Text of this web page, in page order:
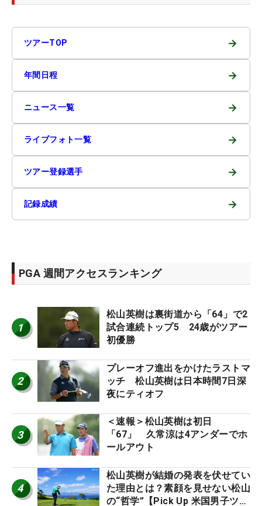
ツアーTOP →
年間日程 →
ニュース一覧 →
ライブフォト一覧 →
ツアー登録選手 →
記録成績 →
PGA 週間アクセスランキング
1
松山英樹は裏街道から「64」で2
試合連続トップ5 24歳がツアー
初優勝
2
プレーオフ進出をかけたラストマ
ッチ 松山英樹は日本時間7日深
夜にティオフ
3
＜速報＞松山英樹は初日
「67」 久常涼は4アンダーでホ
ールアウト
4
松山英樹が結婚の発表を伏せてい
た理由とは？素顔を見せない松山
の“哲学”【Pick Up 米国男子ツア